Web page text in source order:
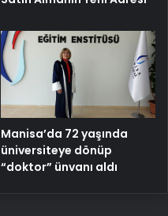
Manisa’da 72 yaşında
üniversiteye dönüp
“doktor” ünvanı aldı